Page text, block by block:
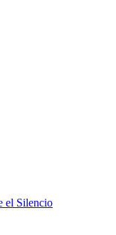
el Silencio